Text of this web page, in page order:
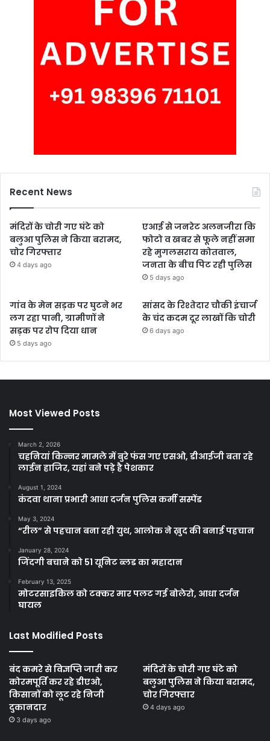
Recent News
मंदिरों के चोरी गए घंटे को
बलुआ पुलिस ने किया बरामद,
चोर गिरफ्तार
4 days ago
एआई से जनरेट अलनजीरा कि
फोटो व खबर से फूले नहीं समा
रहे मुगलसराय कोतवाल,
जनता के बीच पिट रही पुलिस
5 days ago
गांव के मेन सड़क पर घुटने भर
लग रहा पानी, ग्रामीणों ने
सड़क पर रोप दिया धान
5 days ago
सांसद के रिश्तेदार चौकी इंचार्ज
के चंद कदम दूर लाखों कि चोरी
6 days ago
Most Viewed Posts
March 2, 2026
चहनियां किन्नर मामले में बुरे फंस गए एसओ, डीआईजी बता रहे
लाईन हाजिर, यहां बने पड़े है पेशकार
August 1, 2024
कंदवा थाना प्रभारी आधा दर्जन पुलिस कर्मी सस्पेंड
May 3, 2024
“रील” से पहचान बना रही युथ, आलोक ने ख़ुद की बनाई पहचान
January 28, 2024
जिंदगी बचाने को 51 यूनिट ब्लड का महादान
February 13, 2025
मोटरसाइकिल को टक्कर मार पलट गई बोलेरो, आधा दर्जन
घायल
Last Modified Posts
बंद कमरे से विज्ञप्ति जारी कर
कोरमपूर्ति कर रहे डीएओ,
किसानों को लूट रहे निजी
दुकानदार
3 days ago
मंदिरों के चोरी गए घंटे को
बलुआ पुलिस ने किया बरामद,
चोर गिरफ्तार
4 days ago